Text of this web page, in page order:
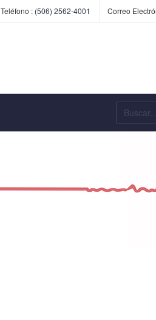
Teléfono : (506) 2562-4001 Correo
Buscar...